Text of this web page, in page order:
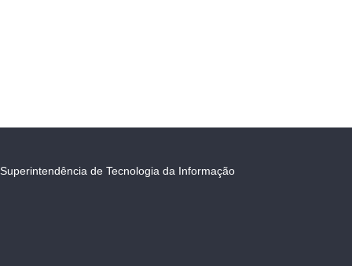
Superintendência de Tecnologia da Informação